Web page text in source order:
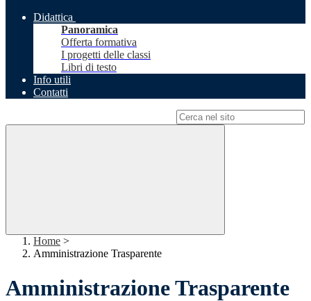
Didattica
Panoramica
Offerta formativa
I progetti delle classi
Libri di testo
Info utili
Contatti
Home >
Amministrazione Trasparente
Amministrazione Trasparente